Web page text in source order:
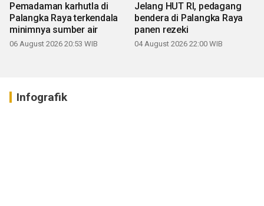
Pemadaman karhutla di
Palangka Raya terkendala
minimnya sumber air
06 August 2026 20:53 WIB
Jelang HUT RI, pedagang
bendera di Palangka Raya
panen rezeki
04 August 2026 22:00 WIB
Infografik